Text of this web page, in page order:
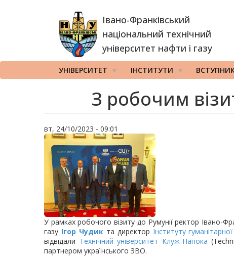
Івано-Франківський
національний технічний
університет нафти і газу
УНІВЕРСИТЕТ ІНСТИТУТИ
З робочим
вт, 24/10/2023 - 09:01
У рамках робочого візиту до Румунії ректор Івано-
газу Ігор Чудикта директор Інституту
відвідали Технічний університет Клуж-Напока
партнером українського ЗВО.